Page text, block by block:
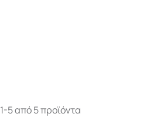
1-5 από 5 προϊόντα